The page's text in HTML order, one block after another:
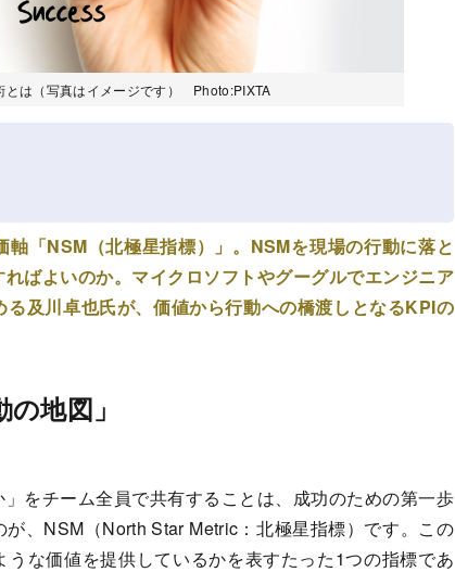
とは（写真はイメージです） Photo:PIXTA
「NSM（北極星指標）」。NSMを現場の行動に落と
ばよいのか。マイクロソフトやグーグルでエンジニア
及川卓也氏が、価値から行動への橋渡しとなるKPIの
地図」
をチーム全員で共有することは、成功のための第一歩
、NSM（North Star Metric：北極星指標）です。この
な価値を提供しているかを表すたった1つの指標であ